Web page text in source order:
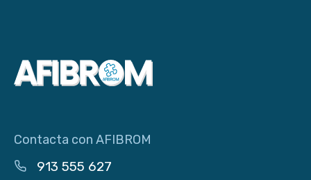
Contacta con AFIBROM
913 555 627